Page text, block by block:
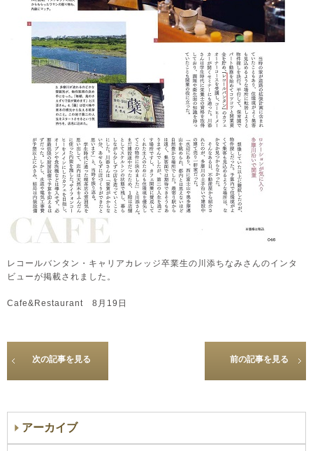
レコールバンタン・キャリアカレッジ卒業生の川添ちなみさんのインタ
ビューが掲載されました。
Cafe&Restaurant 8月19日
次の記事を見る 前の記事を見る
アーカイブ